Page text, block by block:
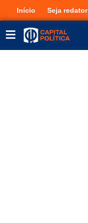
Início Seja redator